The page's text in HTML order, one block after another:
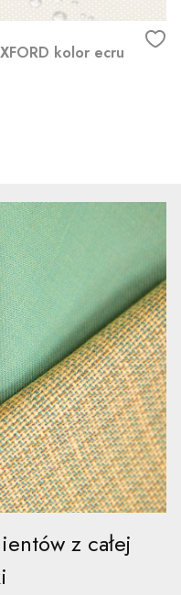
kolor ecru
z całej